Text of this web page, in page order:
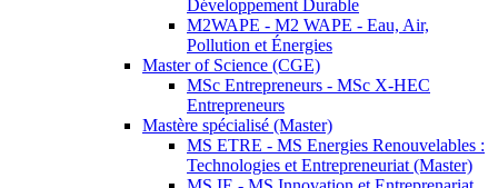
Développement Durable
M2WAPE - M2 WAPE - Eau, Air,
Pollution et Énergies
Master of Science (CGE)
MSc Entrepreneurs - MSc X-HEC
Entrepreneurs
Mastère spécialisé (Master)
MS ETRE - MS Energies Renouvelables :
Technologies et Entrepreneuriat (Master)